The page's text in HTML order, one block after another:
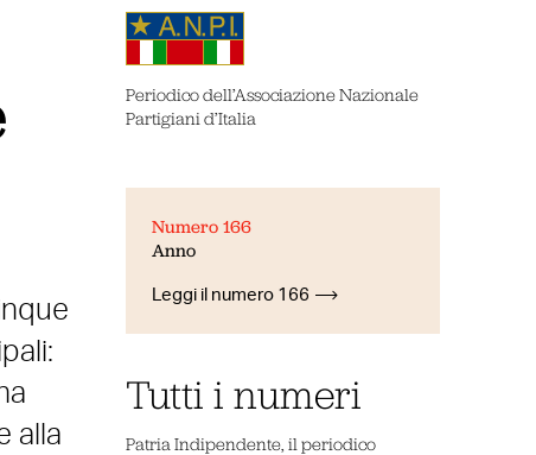
alla
Periodico dell’Associazione Nazionale
Partigiani d’Italia
Numero 166
Anno
Leggi il numero 166
Tutti i numeri
Patria Indipendente, il periodico